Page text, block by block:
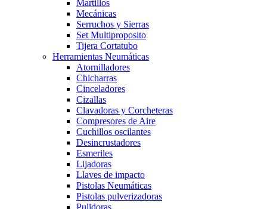
Martillos
Mecánicas
Serruchos y Sierras
Set Multiproposito
Tijera Cortatubo
Herramientas Neumáticas
Atornilladores
Chicharras
Cinceladores
Cizallas
Clavadoras y Corcheteras
Compresores de Aire
Cuchillos oscilantes
Desincrustadores
Esmeriles
Lijadoras
Llaves de impacto
Pistolas Neumáticas
Pistolas pulverizadoras